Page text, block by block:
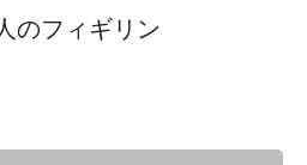
のフィギリン